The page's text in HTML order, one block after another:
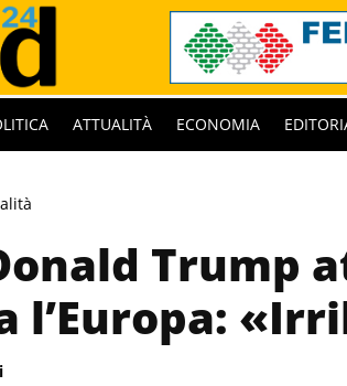
ATTUALITÀ ECONOMIA
Trump
l’Europa: